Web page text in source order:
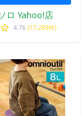
ロ Yahoo!店
4.76 (17,289件)